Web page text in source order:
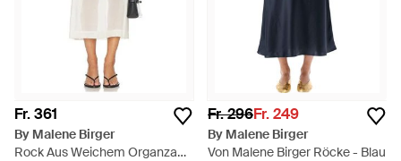
Fr. 361
By Malene Birger
Rock Aus Weichem Organza
Fr. 296Fr. 249
By Malene Birger
Von Malene Birger Röcke - Blau